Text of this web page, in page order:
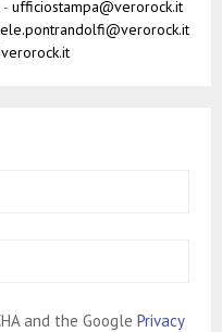
- ufficiostampa@verorock.it
and the Google Privacy